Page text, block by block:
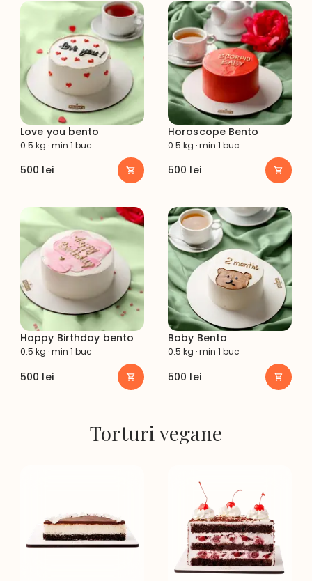
Love you bento
0.5 kg · min 1 buc
500 lei
Horoscope Bento
0.5 kg · min 1 buc
500 lei
Happy Birthday bento
0.5 kg · min 1 buc
500 lei
Baby Bento
0.5 kg · min 1 buc
500 lei
Torturi vegane